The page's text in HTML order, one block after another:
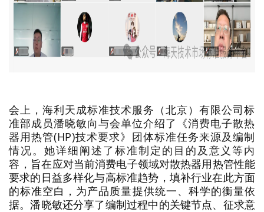
会上，海利天成标准技术服务（北京）有限公司标
准部成员潘晓敏向与会单位介绍了《消费电子散热
器用热管(HP)技术要求》团体标准任务来源及编制
情况。她详细阐述了标准制定的目的及意义等内
容， 旨在应对当前消费电子领域对散热器用热管性能
要求的日益多样化与高标准趋势，填补行业在此方面
的标准空白，为产品质量提供统一、科学的衡量依
据。潘晓敏还分享了编制过程中的关键节点、征求意